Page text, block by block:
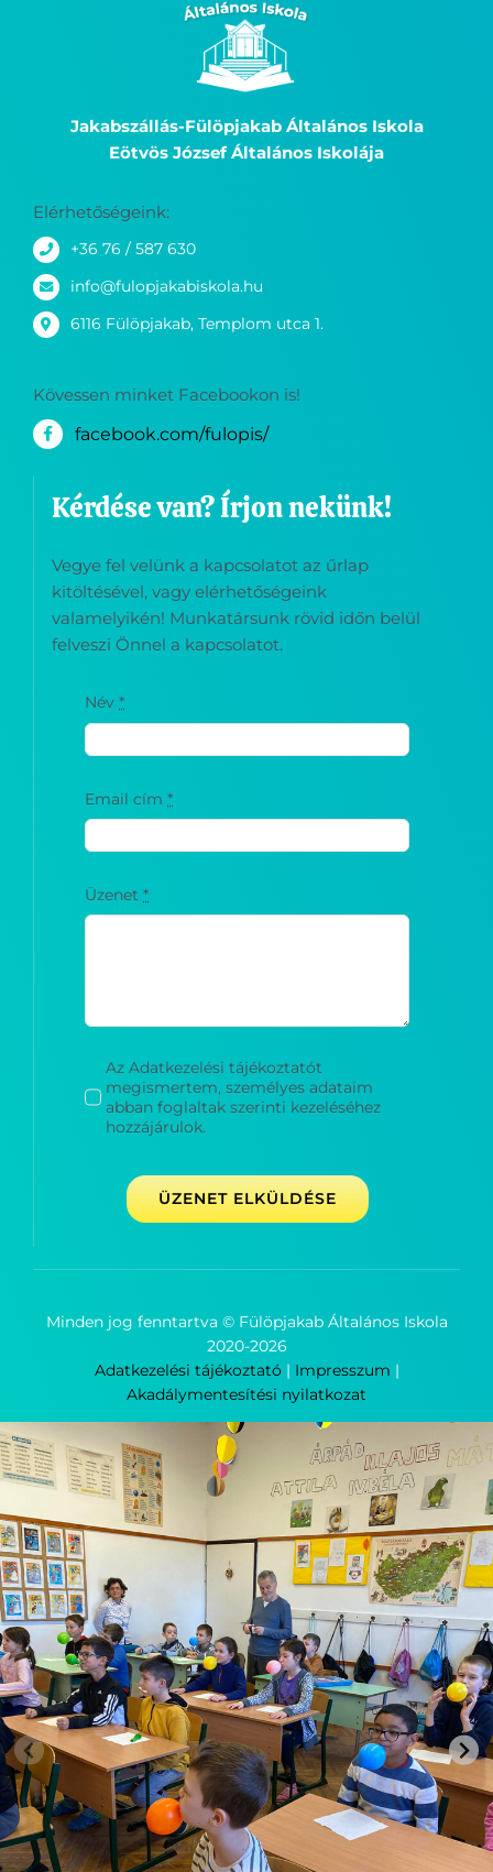
Jakabszállás-Fülöpjakab Általános Iskola
Eötvös József Általános Iskolája
Elérhetőségeink:
+36 76 / 587 630
info@fulopjakabiskola.hu
6116 Fülöpjakab, Templom utca 1.
Kövessen minket Facebookon is!
facebook.com/fulopis/
Kérdése van? Írjon nekünk!
Vegye fel velünk a kapcsolatot az űrlap
kitöltésével, vagy elérhetőségeink
valamelyikén! Munkatársunk rövid időn belül
felveszi Önnel a kapcsolatot.
Név*
Email cím*
Üzenet*
Az Adatkezelési tájékoztatót
megismertem, személyes adataim
abban foglaltak szerinti kezeléséhez
hozzájárulok.
ÜZENET ELKÜLDÉSE
Minden jog fenntartva © Fülöpjakab Általános Iskola
2020-2026
Adatkezelési tájékoztató | Impresszum |
Akadálymentesítési nyilatkozat